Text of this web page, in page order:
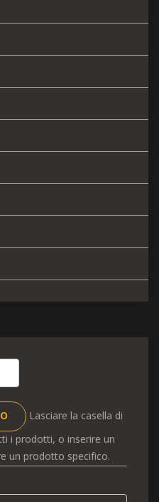
Lasciare la casella di
i prodotti, o inserire un
un prodotto specifico.